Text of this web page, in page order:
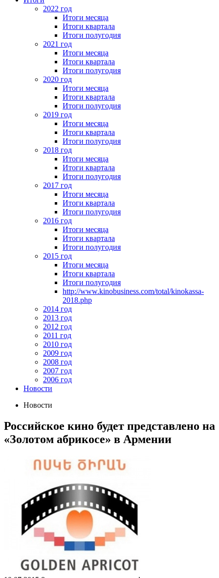
2022 год
Итоги месяца
Итоги квартала
Итоги полугодия
2021 год
Итоги месяца
Итоги квартала
Итоги полугодия
2020 год
Итоги месяца
Итоги квартала
Итоги полугодия
2019 год
Итоги месяца
Итоги квартала
Итоги полугодия
2018 год
Итоги месяца
Итоги квартала
Итоги полугодия
2017 год
Итоги месяца
Итоги квартала
Итоги полугодия
2016 год
Итоги месяца
Итоги квартала
Итоги полугодия
2015 год
Итоги месяца
Итоги квартала
Итоги полугодия
http://www.kinobusiness.com/total/kinokassa-
2018.php
2014 год
2013 год
2012 год
2011 год
2010 год
2009 год
2008 год
2007 год
2006 год
Новости
Новости
Российское кино будет представлено на
«Золотом абрикосе» в Армении